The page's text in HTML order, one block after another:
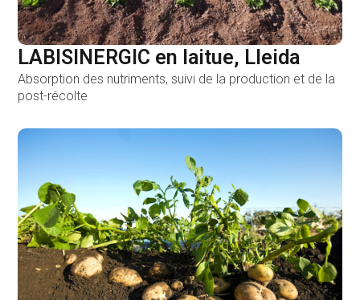
LABISINERGIC en laitue, Lleida
Absorption des nutriments, suivi de la production et de la
post-récolte